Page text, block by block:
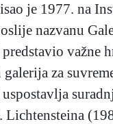
je 1977. na
nazvanu
važne
za
Lichtensteina